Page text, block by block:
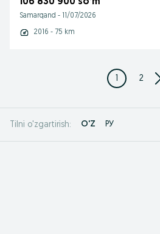
Samarqand - 11/07/2026
2016 - 75 km
1 2
Tilni o'zgartirish: O'Z РУ